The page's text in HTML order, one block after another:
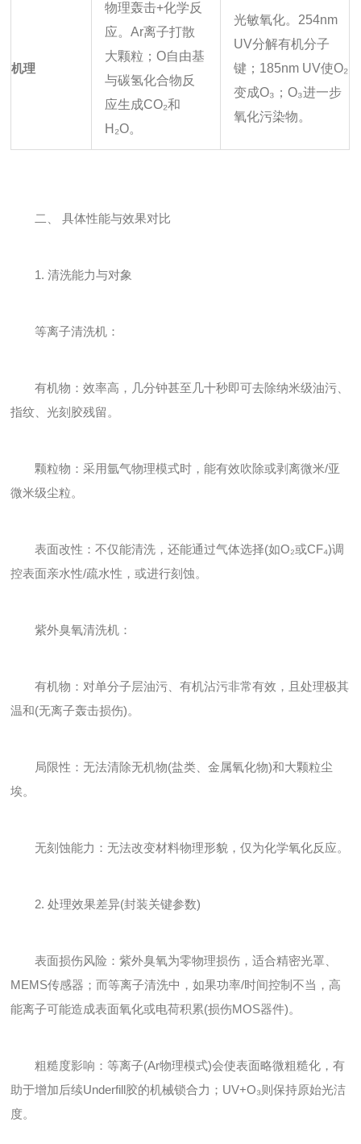
机理
物理轰击+化学反
应。Ar离子打散
大颗粒；O自由基
与碳氢化合物反
应生成CO₂和
H₂O。
光敏氧化。254nm
UV分解有机分子
键；185nm UV使O₂
变成O₃；O₃进一步
氧化污染物。
二、 具体性能与效果对比
1. 清洗能力与对象
等离子清洗机：
有机物：效率高，几分钟甚至几十秒即可去除纳米级油污、
指纹、光刻胶残留。
颗粒物：采用氩气物理模式时，能有效吹除或剥离微米/亚
微米级尘粒。
表面改性：不仅能清洗，还能通过气体选择(如O₂或CF₄)调
控表面亲水性/疏水性，或进行刻蚀。
紫外臭氧清洗机：
有机物：对单分子层油污、有机沾污非常有效，且处理极其
温和(无离子轰击损伤)。
局限性：无法清除无机物(盐类、金属氧化物)和大颗粒尘
埃。
无刻蚀能力：无法改变材料物理形貌，仅为化学氧化反应。
2. 处理效果差异(封装关键参数)
表面损伤风险：紫外臭氧为零物理损伤，适合精密光罩、
MEMS传感器；而等离子清洗中，如果功率/时间控制不当，高
能离子可能造成表面氧化或电荷积累(损伤MOS器件)。
粗糙度影响：等离子(Ar物理模式)会使表面略微粗糙化，有
助于增加后续Underfill胶的机械锁合力；UV+O₃则保持原始光洁
度。